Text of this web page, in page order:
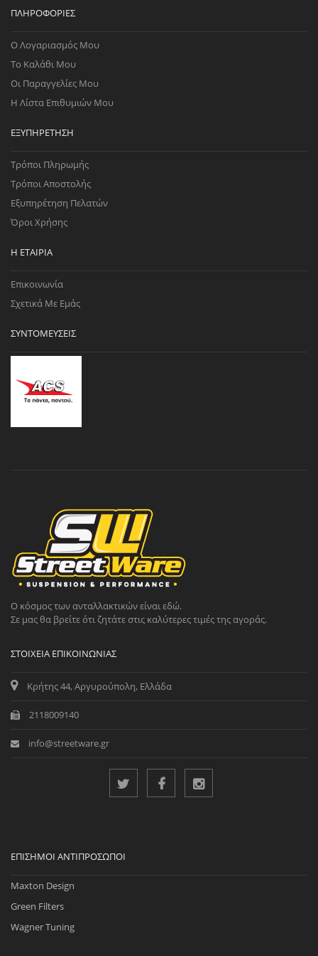
ΠΛΗΡΟΦΟΡΊΕΣ
Ο Λογαριασμός Μου
Το Καλάθι Μου
Οι Παραγγελίες Μου
Η Λίστα Επιθυμιών Μου
ΕΞΥΠΗΡΈΤΗΣΗ
Τρόποι Πληρωμής
Τρόποι Αποστολής
Εξυπηρέτηση Πελατών
Όροι Χρήσης
Η ΕΤΑΙΡΊΑ
Επικοινωνία
Σχετικά Με Εμάς
ΣΥΝΤΟΜΕΎΣΕΙΣ
Ο κόσμος των ανταλλακτικών είναι εδώ.
Σε μας θα βρείτε ότι ζητάτε στις καλύτερες τιμές της αγοράς.
ΣΤΟΙΧΕΊΑ ΕΠΙΚΟΙΝΩΝΊΑΣ
Κρήτης 44, Αργυρούπολη, Ελλάδα
2118009140
info@streetware.gr
ΕΠΊΣΗΜΟΙ ΑΝΤΙΠΡΌΣΩΠΟΙ
Maxton Design
Green Filters
Wagner Tuning